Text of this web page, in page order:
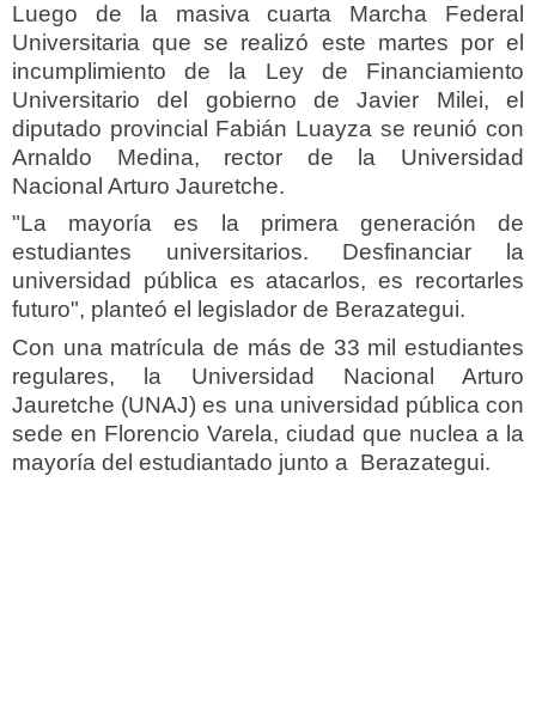
Luego de la masiva cuarta Marcha Federal
Universitaria que se realizó este martes por el
incumplimiento de la Ley de Financiamiento
Universitario del gobierno de Javier Milei, el
diputado provincial Fabián Luayza se reunió con
Arnaldo Medina, rector de la Universidad
Nacional Arturo Jauretche.
"La mayoría es la primera generación de
estudiantes universitarios. Desfinanciar la
universidad pública es atacarlos, es recortarles
futuro", planteó el legislador de Berazategui.
Con una matrícula de más de 33 mil estudiantes
regulares, la Universidad Nacional Arturo
Jauretche (UNAJ) es una universidad pública con
sede en Florencio Varela, ciudad que nuclea a la
mayoría del estudiantado junto a Berazategui.